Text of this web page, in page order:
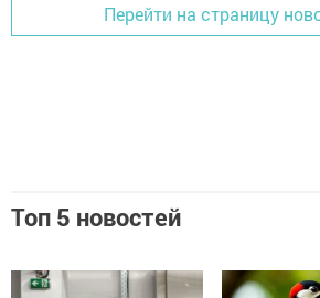
Перейти на страницу
Топ 5 новостей